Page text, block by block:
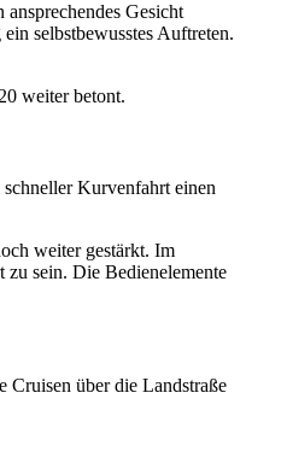
Gesicht
selbstbewusstes Auftreten.
weiter betont.
Kurvenfahrt einen
weiter gestärkt. Im
sein. Die Bedienelemente
Cruisen über die Landstraße